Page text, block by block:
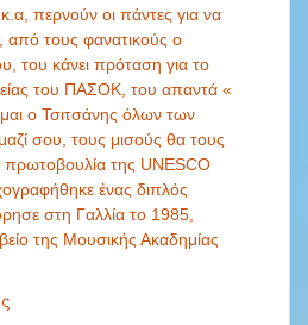
περνούν οι πάντες για να
τους φανατικούς ο
του κάνει πρόταση για το
του ΠΑΣΟΚ, του απαντά «
ο Τσιτσάνης όλων των
σου, τους μισούς θα τους
της UNESCO
ένας διπλός
στη Γαλλία το 1985,
της Μουσικής Ακαδημίας